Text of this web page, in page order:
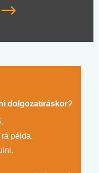
dolgozatíráskor?
példa.